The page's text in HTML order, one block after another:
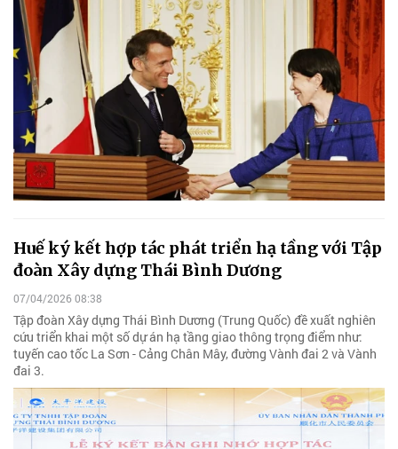
Huế ký kết hợp tác phát triển hạ tầng với Tập
đoàn Xây dựng Thái Bình Dương
07/04/2026 08:38
Tập đoàn Xây dựng Thái Bình Dương (Trung Quốc) đề xuất nghiên
cứu triển khai một số dự án hạ tầng giao thông trọng điểm như:
tuyến cao tốc La Sơn - Cảng Chân Mây, đường Vành đai 2 và Vành
đai 3.